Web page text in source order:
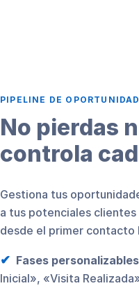
PIPELINE DE
No pierdas
controla
Gestiona tus
a tus potenciales
desde el primer contacto
Fases
Inicial», «Visita